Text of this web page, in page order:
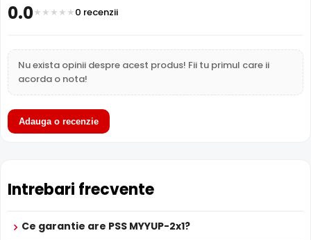
Pret
Categorie
Cabluri si
conectica
Cabluri si
conectica
Cabluri si
conectica
Subcategorie
Sub-
subcategorie
0.0 0 recenzii
Nu exista opinii despre acest produs! Fii tu primul care ii
acorda o nota!
Adauga o recenzie
Intrebari frecvente
Ce garantie are PSS MYYUP-2x1?